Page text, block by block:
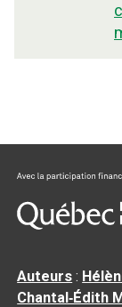
Auteurs :
Chantal‑Édith